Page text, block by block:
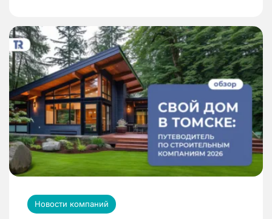
Новости компаний